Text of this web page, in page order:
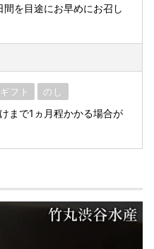
を目途にお早めにお召し
ギフト のし
まで1ヵ月程かかる場合が